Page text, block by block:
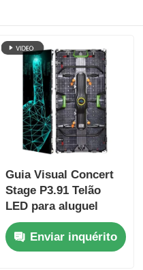
Guia Visual Concert
Stage P3.91 Telão
LED para aluguel
interno para
passeios, Quick Lock
Dual Backup
Enviar inquérito